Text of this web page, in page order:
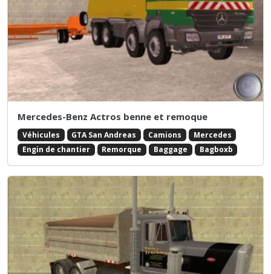
Mercedes-Benz Actros benne et remoque
Véhicules GTA San Andreas Camions
Mercedes
Engin de chantier
Remorque Baggage Bagboxb